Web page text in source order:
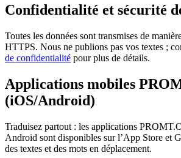
Confidentialité et sécurité
Toutes les données sont transmises de
HTTPS. Nous ne publions pas vos textes ;
de confidentialité pour plus de détails.
Applications mobiles
(iOS/Android)
Traduisez partout : les applications
Android sont disponibles sur l’App Store et
des textes et des mots en déplacement.